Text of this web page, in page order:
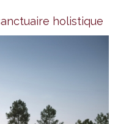
holistique